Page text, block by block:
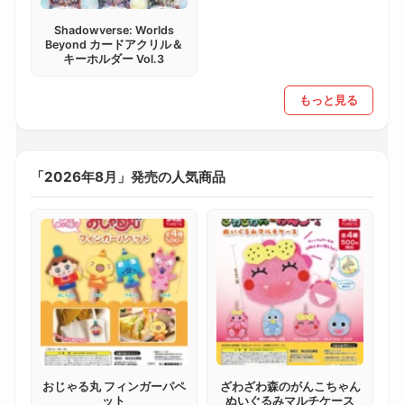
Shadowverse: Worlds
Beyond カードアクリル＆
キーホルダー Vol.3
もっと見る
「2026年8月」発売の人気商品
おじゃる丸 フィンガーパペ
ット
ざわざわ森のがんこちゃん
ぬいぐるみマルチケース